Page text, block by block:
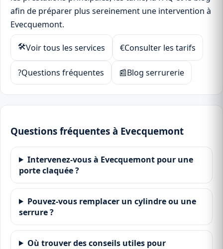
afin de préparer plus sereinement une intervention à
Evecquemont.
🛠Voir tous les services €Consulter les tarifs
?Questions fréquentes 📰Blog serrurerie
Questions fréquentes à Evecquemont
Intervenez-vous à Evecquemont pour une
porte claquée ?
Pouvez-vous remplacer un cylindre ou une
serrure ?
Où trouver des conseils utiles pour